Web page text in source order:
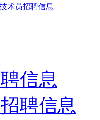
术员招聘信息
信息
聘信息